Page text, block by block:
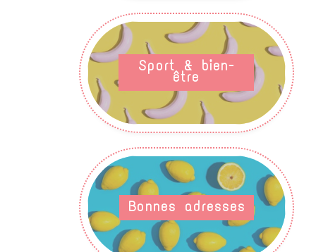
Sport & bien-
être
Bonnes adresses